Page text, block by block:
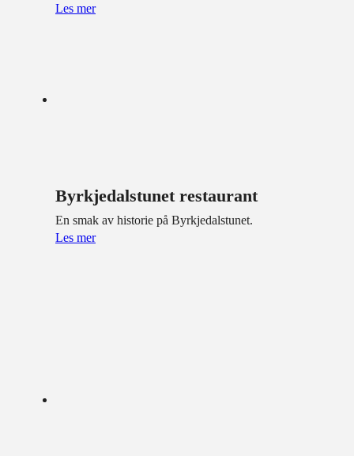
Les mer
Byrkjedalstunet restaurant
En smak av historie på Byrkjedalstunet.
Les mer